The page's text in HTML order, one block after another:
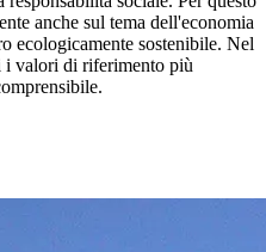
anche sul tema dell'economia
ecologicamente sostenibile. Nel
i valori di riferimento più